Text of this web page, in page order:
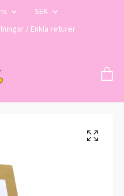
SEK
/ Enkla returer